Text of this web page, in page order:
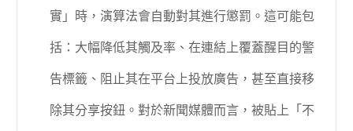
實」時，演算法會自動對其進行懲罰。這可能包
括：大幅降低其觸及率、在連結上覆蓋醒目的警
告標籤、阻止其在平台上投放廣告，甚至直接移
除其分享按鈕。對於新聞媒體而言，被貼上「不